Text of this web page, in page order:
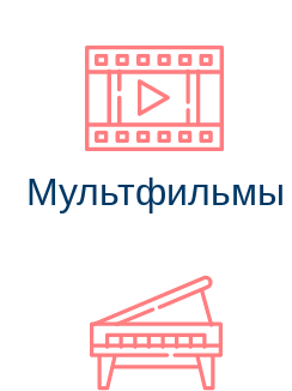
Мультфильмы